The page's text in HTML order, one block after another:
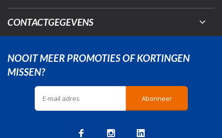
CONTACTGEGEVENS
NOOIT MEER PROMOTIES OF KORTINGEN
MISSEN?
Abonneer